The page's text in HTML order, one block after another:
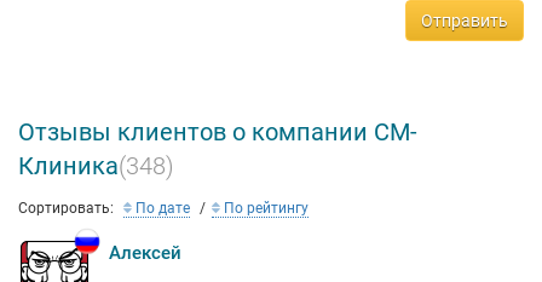
Отправить
Отзывы клиентов о компании СМ-
Клиника(348)
Сортировать: По дате По рейтингу
Алексей